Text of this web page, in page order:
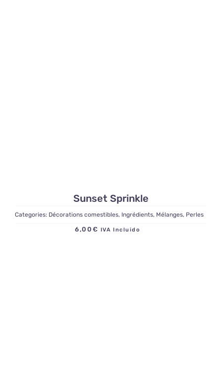
Sunset Sprinkle
Categories: Décorations comestibles, Ingrédients, Mélanges, Perles
6,00 € IVA Incluido